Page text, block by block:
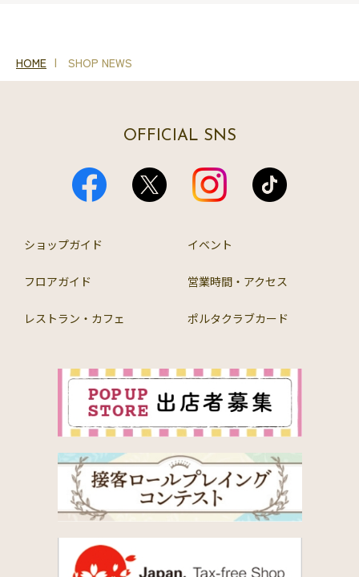
HOME SHOP NEWS
OFFICIAL SNS
ショップガイド イベント
フロアガイド 営業時間・アクセス
レストラン・カフェ ポルタクラブカード